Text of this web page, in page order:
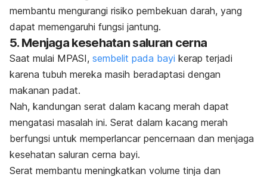
membantu mengurangi risiko pembekuan darah, yang
dapat memengaruhi fungsi jantung.
5. Menjaga kesehatan saluran cerna
Saat mulai MPASI, sembelit pada bayi kerap terjadi
karena tubuh mereka masih beradaptasi dengan
makanan padat.
Nah, kandungan serat dalam kacang merah dapat
mengatasi masalah ini. Serat dalam kacang merah
berfungsi untuk memperlancar pencernaan dan menjaga
kesehatan saluran cerna bayi.
Serat membantu meningkatkan volume tinja dan